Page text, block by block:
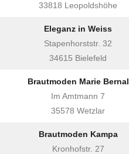
33818 Leopoldshöhe
Eleganz in Weiss
Stapenhorststr. 32
34615 Bielefeld
Brautmoden Marie Bernal
Im Amtmann 7
35578 Wetzlar
Brautmoden Kampa
Kronhofstr. 27